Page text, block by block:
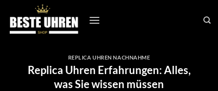
Inhalt
springen
REPLICA UHREN NACHNAHME
Replica Uhren Erfahrungen: Alles,
was Sie wissen müssen